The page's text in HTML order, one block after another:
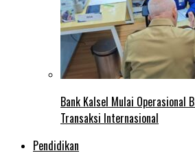
Bank Kalsel Mulai Operasional
Transaksi Internasional
Pendidikan